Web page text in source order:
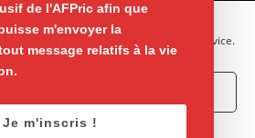
optimiser notre site web et notre service.
Refuser
légales
Vie privée
de l'AFPric afin que
m'envoyer la
message relatifs à la vie
Je m'inscris !